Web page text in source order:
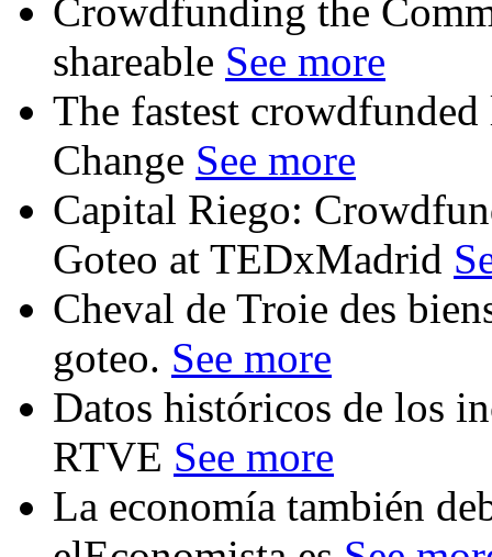
Crowdfunding the
shareable See more
The fastest
Change See more
Capital Riego:
Goteo at TEDxMadrid
Cheval de Troie des
goteo. See more
Datos históricos de los
RTVE See more
La economía también